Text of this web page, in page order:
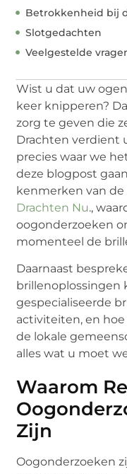
Betrokkenheid bij
Slotgedachten
Veelgestelde
Wist u dat uw
keer knipperen?
zorg te geven die
Drachten verdient
precies waar we
deze blogpost
kenmerken van
Drachten Nu.,
oogonderzoeken
momenteel de
Daarnaast
brillenoplossingen
gespecialiseerde
activiteiten, en
de lokale
alles wat u moet
Waarom
Zijn
Oogonderzoeken